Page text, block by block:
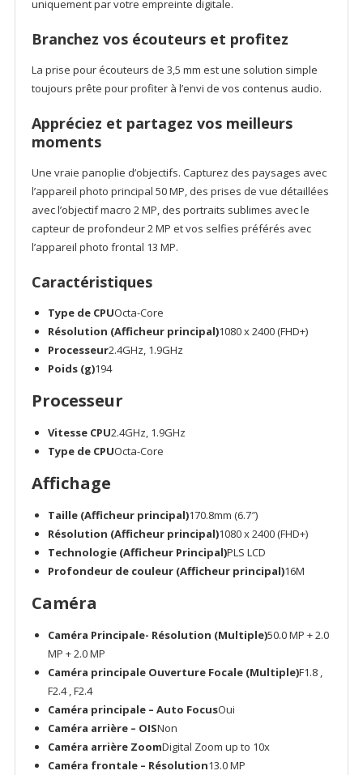
uniquement par votre empreinte digitale.
Branchez vos écouteurs et profitez
La prise pour écouteurs de 3,5 mm est une solution simple
toujours prête pour profiter à l’envi de vos contenus audio.
Appréciez et partagez vos meilleurs
moments
Une vraie panoplie d’objectifs. Capturez des paysages avec
l’appareil photo principal 50 MP, des prises de vue détaillées
avec l’objectif macro 2 MP, des portraits sublimes avec le
capteur de profondeur 2 MP et vos selfies préférés avec
l’appareil photo frontal 13 MP.
Caractéristiques
Type de CPUOcta-Core
Résolution (Afficheur principal)1080 x 2400 (FHD+)
Processeur2.4GHz, 1.9GHz
Poids (g)194
Processeur
Vitesse CPU2.4GHz, 1.9GHz
Type de CPUOcta-Core
Affichage
Taille (Afficheur principal)170.8mm (6.7″)
Résolution (Afficheur principal)1080 x 2400 (FHD+)
Technologie (Afficheur Principal)PLS LCD
Profondeur de couleur (Afficheur principal)16M
Caméra
Caméra Principale- Résolution (Multiple)50.0 MP + 2.0
MP + 2.0 MP
Caméra principale Ouverture Focale (Multiple)F1.8 ,
F2.4 , F2.4
Caméra principale – Auto FocusOui
Caméra arrière – OISNon
Caméra arrière ZoomDigital Zoom up to 10x
Caméra frontale – Résolution13.0 MP